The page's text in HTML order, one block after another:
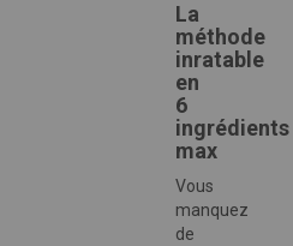
La
méthode
inratable
en
6
ingrédients
max
Vous
manquez
de